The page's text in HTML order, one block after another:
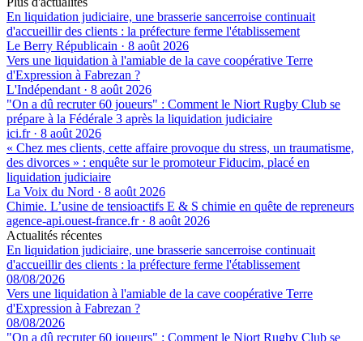
En liquidation judiciaire, une brasserie sancerroise continuait
d'accueillir des clients : la préfecture ferme l'établissement
Le Berry Républicain · 8 août 2026
Vers une liquidation à l'amiable de la cave coopérative Terre
d'Expression à Fabrezan ?
L'Indépendant · 8 août 2026
"On a dû recruter 60 joueurs" : Comment le Niort Rugby Club se
prépare à la Fédérale 3 après la liquidation judiciaire
ici.fr· 8 août 2026
« Chez mes clients, cette affaire provoque du stress, un traumatisme,
des divorces » : enquête sur le promoteur Fiducim, placé en
liquidation judiciaire
La Voix du Nord · 8 août 2026
Chimie. L’usine de tensioactifs E & S chimie en quête de repreneurs
agence-api.ouest-france.fr· 8 août 2026
Actualités récentes
En liquidation judiciaire, une brasserie sancerroise continuait
d'accueillir des clients : la préfecture ferme l'établissement
08/08/2026
Vers une liquidation à l'amiable de la cave coopérative Terre
d'Expression à Fabrezan ?
08/08/2026
"On a dû recruter 60 joueurs" : Comment le Niort Rugby Club se